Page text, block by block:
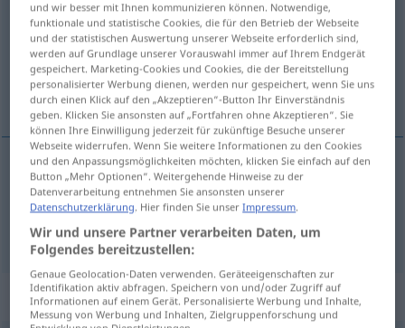
Übersicht aller Übersetzungen
(Für mehr Details die Übersetzung anklicken/antippen)
knjižiti, rezervirati
knjižiti buchen HANDEL
rezervirati buchenFlug usw
Synonyme für "buchen"
und wir besser mit Ihnen kommunizieren können. Notwendige,
funktionale und statistische Cookies, die für den Betrieb der Webseite
und der statistischen Auswertung unserer Webseite erforderlich sind,
werden auf Grundlage unserer Vorauswahl immer auf Ihrem Endgerät
gespeichert. Marketing-Cookies und Cookies, die der Bereitstellung
personalisierter Werbung dienen, werden nur gespeichert, wenn Sie uns
durch einen Klick auf den „Akzeptieren“-Button Ihr Einverständnis
geben. Klicken Sie ansonsten auf „Fortfahren ohne Akzeptieren“. Sie
können Ihre Einwilligung jederzeit für zukünftige Besuche unserer
Webseite widerrufen. Wenn Sie weitere Informationen zu den Cookies
und den Anpassungsmöglichkeiten möchten, klicken Sie einfach auf den
Button „Mehr Optionen“. Weitergehende Hinweise zu der
Datenverarbeitung entnehmen Sie ansonsten unserer
Datenschutzerklärung. Hier finden Sie unserImpressum.
Wir und unsere Partner verarbeiten Daten, um
Folgendes bereitzustellen:
Genaue Geolocation-Daten verwenden. Geräteeigenschaften zur
Identifikation aktiv abfragen. Speichern von und/oder Zugriff auf
Informationen auf einem Gerät. Personalisierte Werbung und Inhalte,
Messung von Werbung und Inhalten, Zielgruppenforschung und